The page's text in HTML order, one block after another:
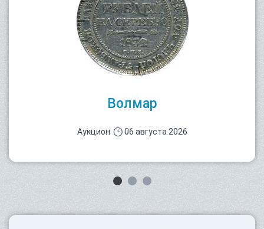
Волмар
Аукцион 06 августа 2026